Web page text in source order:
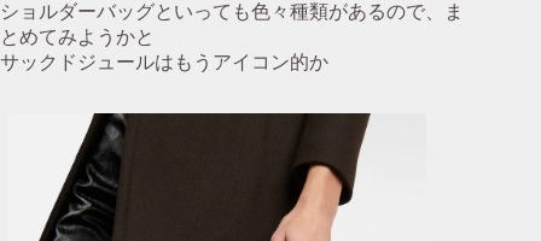
ショルダーバッグといっても色々種類があるので、ま
とめてみようかと
サックドジュールはもうアイコン的か